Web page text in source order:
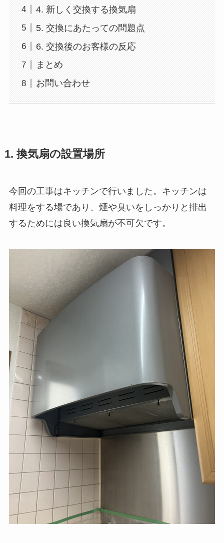
4. 新しく交換する換気扇
5. 交換にあたっての問題点
6. 交換後のお客様の反応
まとめ
お問い合わせ
1. 換気扇の設置場所
今回の工事はキッチンで行いました。キッチンは
料理をする場であり、煙や臭いをしっかりと排出
するためには良い換気扇が不可欠です。